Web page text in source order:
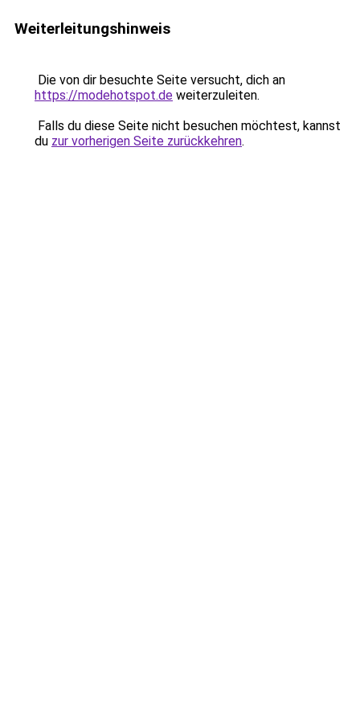
Weiterleitungshinweis
Die von dir besuchte Seite versucht, dich an
https://modehotspot.de weiterzuleiten.
Falls du diese Seite nicht besuchen möchtest, kannst
du zur vorherigen Seite zurückkehren.